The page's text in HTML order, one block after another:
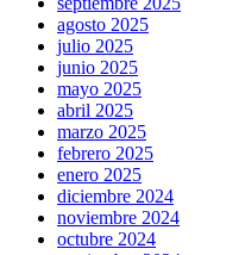
agosto 2025
julio 2025
junio 2025
mayo 2025
abril 2025
marzo 2025
febrero 2025
enero 2025
diciembre 2024
noviembre 2024
octubre 2024